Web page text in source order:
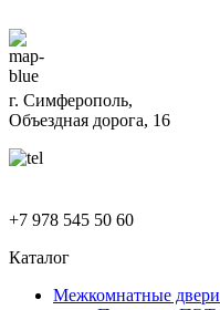
г. Симферополь,
Объездная дорога, 16
+7 978 545 50 60
Каталог
Межкомнатные двери